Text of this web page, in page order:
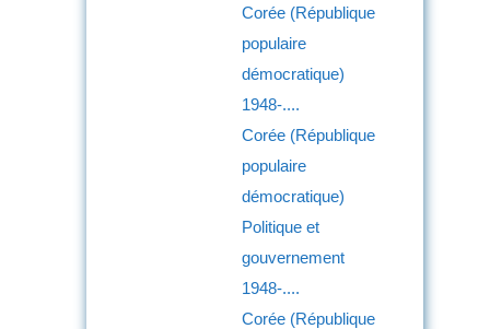
Corée (République
populaire
démocratique)
1948-....
Corée (République
populaire
démocratique)
Politique et
gouvernement
1948-....
Corée (République